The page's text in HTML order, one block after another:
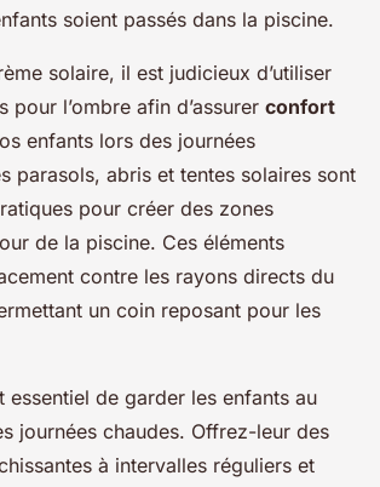
soient passés dans la piscine.
solaire, il est judicieux d’utiliser
pour l’ombre afin d’assurer confort
enfants lors des journées
parasols, abris et tentes solaires sont
pour créer des zones
de la piscine. Ces éléments
contre les rayons directs du
un coin reposant pour les
essentiel de garder les enfants au
journées chaudes. Offrez-leur des
à intervalles réguliers et